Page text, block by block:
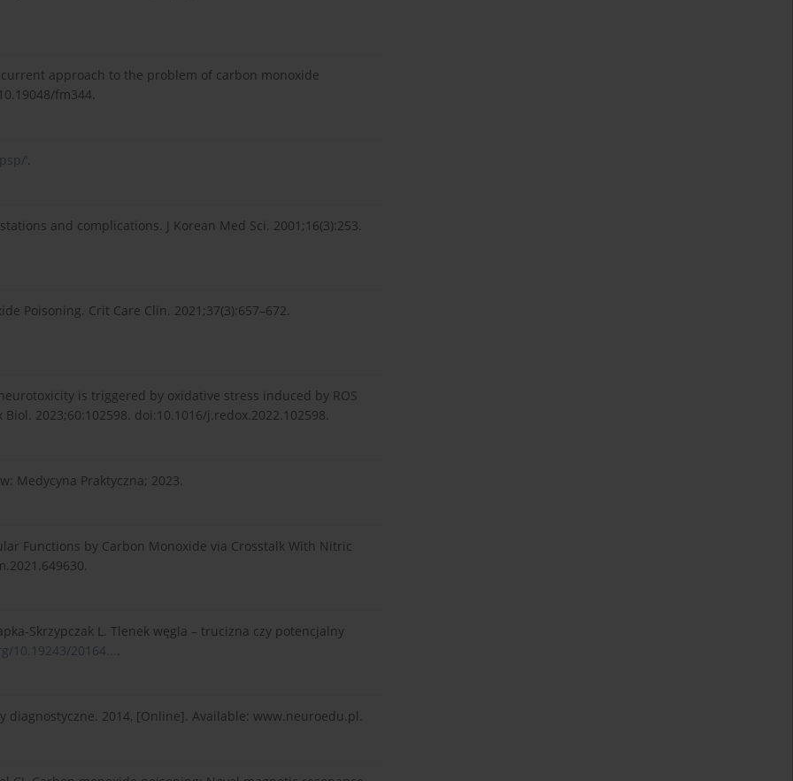
approach to the problem of carbon monoxide
fm344.
’.
and complications. J Korean Med Sci. 2001;16(3):253.
Poisoning. Crit Care Clin. 2021;37(3):657–672.
is triggered by oxidative stress induced by ROS
2023;60:102598. doi:10.1016/j.redox.2022.102598.
Medycyna Praktyczna; 2023.
Functions by Carbon Monoxide via Crosstalk With Nitric
Skrzypczak L. Tlenek węgla – trucizna czy potencjalny
10.19243/20164... .
diagnostyczne. 2014, [Online]. Available: www.neuroedu.pl.